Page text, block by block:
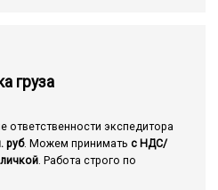
груза
ответственности экспедитора
руб. Можем принимать с НДС/
. Работа строго по